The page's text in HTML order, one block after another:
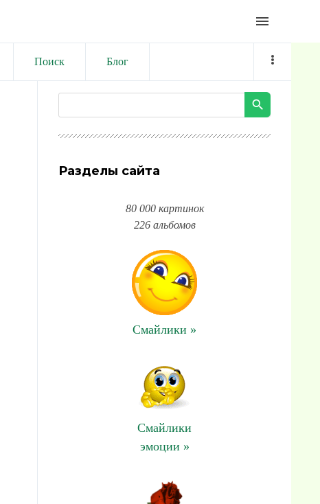
menu
Поиск Блог
Разделы сайта
80 000 картинок
226 альбомов
Смайлики »
Смайлики
эмоции »